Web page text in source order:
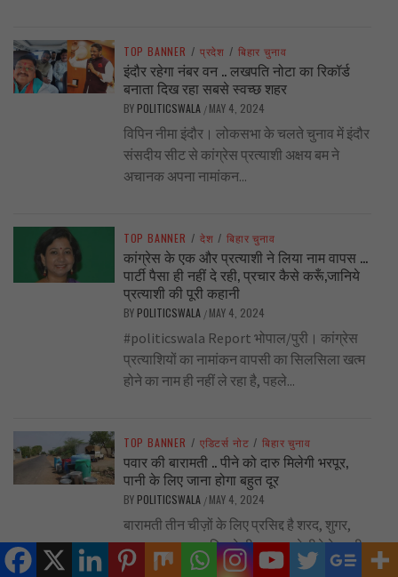
TOP BANNER / प्रदेश / बिहार चुनाव
इंदौर रहेगा नंबर वन .. लखपति नोटा का रिकॉर्ड
बनाता दिख रहा सबसे स्वच्छ शहर
BY POLITICSWALA / MAY 4, 2024
विपिन नीमा इंदौर। लोकसभा के चलते चुनाव में इंदौर
संसदीय सीट से कांग्रेस प्रत्याशी अक्षय बम ने
अचानक अपना नामांकन...
TOP BANNER / देश / बिहार चुनाव
कांग्रेस के एक और प्रत्याशी ने लिया नाम वापस …
पार्टी पैसा ही नहीं दे रही, प्रचार कैसे करूँ,जानिये
प्रत्याशी की पूरी कहानी
BY POLITICSWALA / MAY 4, 2024
#politicswala Report भोपाल/पुरी। कांग्रेस
प्रत्याशियों का नामांकन वापसी का सिलसिला खत्म
होने का नाम ही नहीं ले रहा है, पहले...
TOP BANNER / एडिटर्स नोट / बिहार चुनाव
पवार की बारामती .. पीने को दारु मिलेगी भरपूर,
पानी के लिए जाना होगा बहुत दूर
BY POLITICSWALA / MAY 4, 2024
बारामती तीन चीज़ों के लिए प्रसिद्द है शरद, शुगर,
शराब। पर जनता पिछले तीन दशक से पीने के पानी
को...